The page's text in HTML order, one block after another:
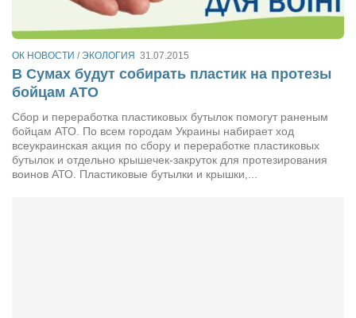
Александра Сокол
Барды
Владимир Айзенберг
Игорь Добровольский
Ольга Козаченко
Оксана Скоробагатская
Александра Скорук
ОК НОВОСТИ /ЭКОЛОГИЯ 31.07.2015
В Сумах будут собирать пластик на протезы
бойцам АТО
Сбор и переработка пластиковых бутылок помогут раненым
бойцам АТО. По всем городам Украины набирает ход
всеукраинская акция по сбору и переработке пластиковых
бутылок и отдельно крышечек-закруток для протезирования
воинов АТО. Пластиковые бутылки и крышки,...